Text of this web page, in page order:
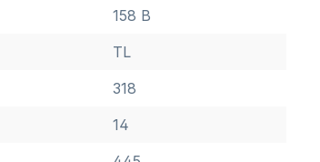
158 B
TL
318
14